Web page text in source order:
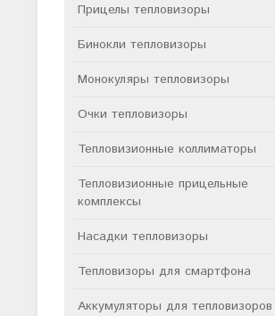
Прицелы тепловизоры
Бинокли тепловизоры
Монокуляры тепловизоры
Очки тепловизоры
Тепловизионные коллиматоры
Тепловизионные прицельные
комплексы
Насадки тепловизоры
Тепловизоры для смартфона
Аккумуляторы для тепловизоров